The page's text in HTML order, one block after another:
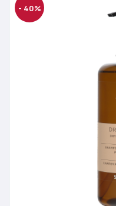
- 40%